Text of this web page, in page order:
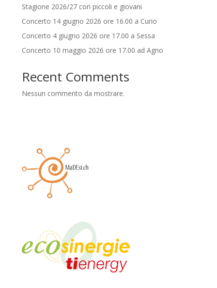
Stagione 2026/27 cori piccoli e giovani
Concerto 14 giugno 2026 ore 16.00 a Curio
Concerto 4 giugno 2026 ore 17.00 a Sessa
Concerto 10 maggio 2026 ore 17.00 ad Agno
Recent Comments
Nessun commento da mostrare.